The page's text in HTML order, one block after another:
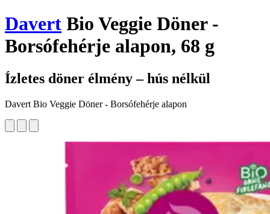
Davert Bio Veggie Döner -
Borsófehérje alapon, 68 g
Ízletes döner élmény – hús nélkül
Davert Bio Veggie Döner - Borsófehérje alapon